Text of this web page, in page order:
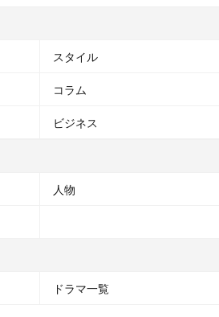
スタイル
コラム
ビジネス
人物
ドラマ一覧